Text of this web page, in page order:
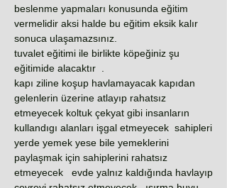
beslenme yapmaları konusunda eğitim
vermelidir aksi halde bu eğitim eksik kalır
sonuca ulaşamazsınız.
tuvalet eğitimi ile birlikte köpeğiniz şu
eğitimide alacaktır .
kapı ziline koşup havlamayacak kapıdan
gelenlerin üzerine atlayıp rahatsız
etmeyecek koltuk çekyat gibi insanların
kullandıgı alanları işgal etmeyecek sahipleri
yerde yemek yese bile yemeklerini
paylaşmak için sahiplerini rahatsız
etmeyecek evde yalnız kaldığında havlayıp